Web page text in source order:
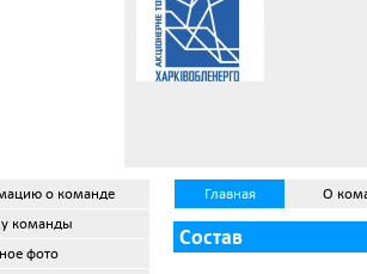
о команде
команды
фото
Главная О
Состав